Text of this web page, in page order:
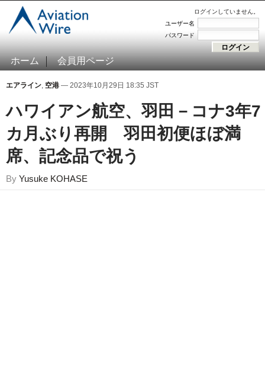
ログインしていません。
ユーザー名
パスワード
ホーム 会員用ページ
エアライン, 空港 — 2023年10月29日 18:35 JST
ハワイアン航空、羽田－コナ3年7
カ月ぶり再開 羽田初便ほぼ満
席、記念品で祝う
By Yusuke KOHASE